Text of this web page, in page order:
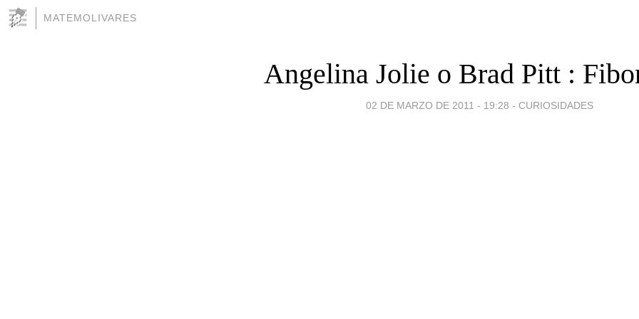
MATEMOLIVARES
Angelina Jolie o Brad Pitt :
02 DE MARZO DE 2011 - 19:28 - CURIOSIDADES